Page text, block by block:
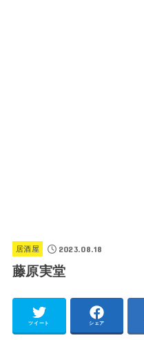
居酒屋 2023.08.18
藤原実堂
ツイート シェア